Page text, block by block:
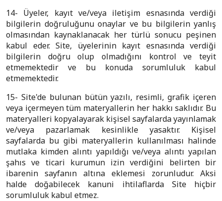
14- Üyeler, kayıt ve/veya iletişim esnasında verdiği
bilgilerin doğruluğunu onaylar ve bu bilgilerin yanlış
olmasından kaynaklanacak her türlü sonucu peşinen
kabul eder. Site, üyelerinin kayıt esnasında verdiği
bilgilerin doğru olup olmadığını kontrol ve teyit
etmemektedir ve bu konuda sorumluluk kabul
etmemektedir.
15- Site'de bulunan bütün yazılı, resimli, grafik içeren
veya içermeyen tüm materyallerin her hakkı saklıdır. Bu
materyalleri kopyalayarak kişisel sayfalarda yayınlamak
ve/veya pazarlamak kesinlikle yasaktır. Kişisel
sayfalarda bu gibi materyallerin kullanılması halinde
mutlaka kimden alıntı yapıldığı ve/veya alıntı yapılan
şahıs ve ticari kurumun izin verdiğini belirten bir
ibarenin sayfanın altına eklemesi zorunludur. Aksi
halde doğabilecek kanuni ihtilaflarda Site hiçbir
sorumluluk kabul etmez.